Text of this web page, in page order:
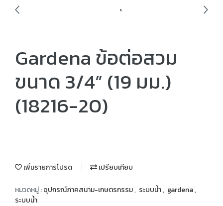
Gardena ข้อต่อสวม
ขนาด 3/4” (19 มม.)
(18216-20)
เพิ่มรายการโปรด เปรียบเทียบ
หมวดหมู่ :อุปกรณ์ภาคสนาม-เกษตรกรรม, ระบบน้ำ, gardena,
ระบบน้ำ